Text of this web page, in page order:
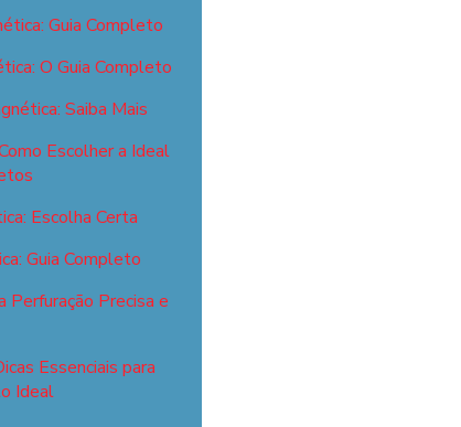
Guia Completo
O Guia Completo
Saiba Mais
Escolher a Ideal
Escolha Certa
Guia Completo
Perfuração Precisa e
Essenciais para
Ideal